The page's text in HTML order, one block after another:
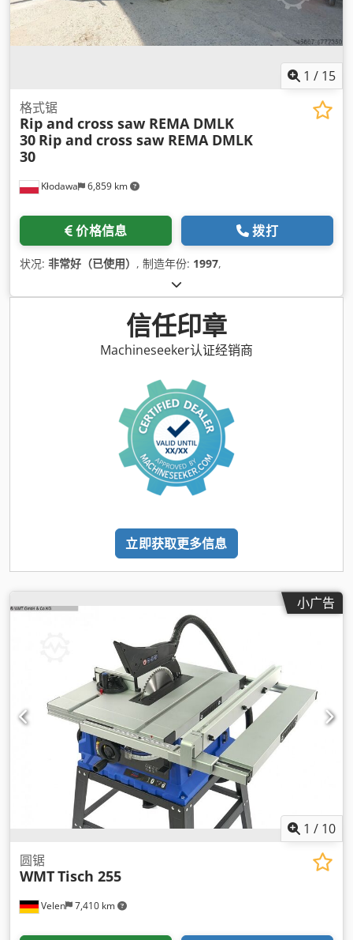
1 / 15
Kłodawa 6,859 km
格式锯
Rip and cross saw REMA DMLK
30 Rip and cross saw REMA DMLK
30
价格信息 拨打
状况: 非常好（已使用） , 制造年份: 1997,
信任印章
Machineseeker认证经销商
立即获取更多信息
小广告
1 / 10
Velen 7,410 km
圆锯
WMTTisch 255